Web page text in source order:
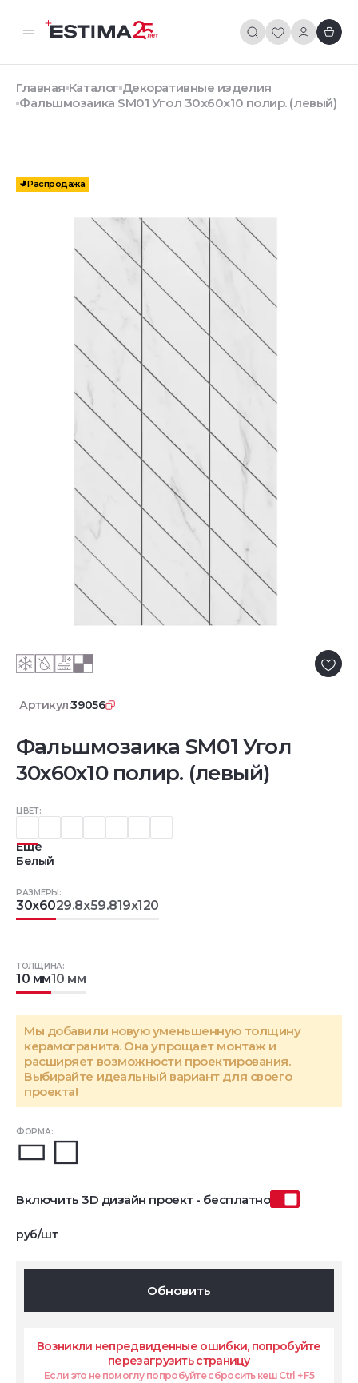
Главная Каталог Декоративные изделия
Фальшмозаика SM01 Угол 30x60x10 полир. (левый)
Распродажа
Артикул:39056
Фальшмозаика SM01 Угол
30x60x10 полир. (левый)
ЦВЕТ:
Еще
Белый
ФОРМА:
РАЗМЕРЫ:
30x6029.8x59.819x120
ТОЛЩИНА:
10 мм10 мм
Мы добавили новую уменьшенную толщину
керамогранита. Она упрощает монтаж и
расширяет возможности проектирования.
Выбирайте идеальный вариант для своего
проекта!
Включить 3D дизайн проект - бесплатно
руб/шт
Обновить
Возникли непредвиденные ошибки, попробуйте
перезагрузить страницу
Если это не помоглу попробуйте сбросить кеш Ctrl + F5